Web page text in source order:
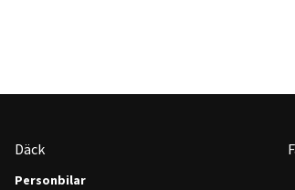
Däck
Personbilar